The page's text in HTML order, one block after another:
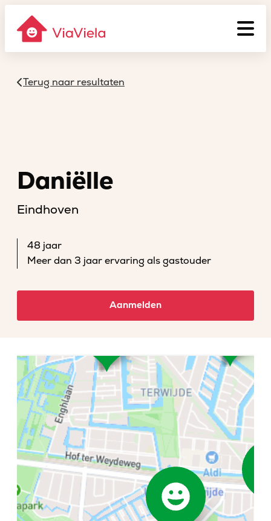
Terug naar resultaten
Daniëlle
Eindhoven
48 jaar
Meer dan 3 jaar ervaring als gastouder
Aanmelden